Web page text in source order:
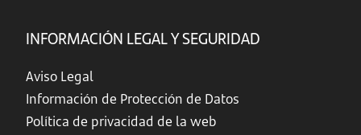
INFORMACIÓN LEGAL Y SEGURIDAD
Aviso Legal
Información de Protección de Datos
Política de privacidad de la web